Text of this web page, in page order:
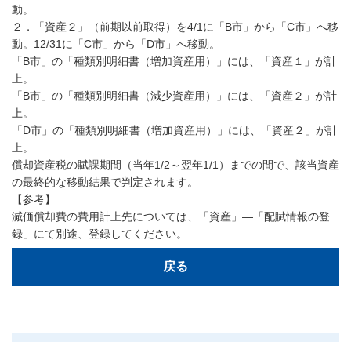
動。
２．「資産２」（前期以前取得）を4/1に「B市」から「C市」へ移
動。12/31に「C市」から「D市」へ移動。
「B市」の「種類別明細書（増加資産用）」には、「資産１」が計
上。
「B市」の「種類別明細書（減少資産用）」には、「資産２」が計
上。
「D市」の「種類別明細書（増加資産用）」には、「資産２」が計
上。
償却資産税の賦課期間（当年1/2～翌年1/1）までの間で、該当資産
の最終的な移動結果で判定されます。
【参考】
減価償却費の費用計上先については、「資産」―「配賦情報の登
録」にて別途、登録してください。
戻る